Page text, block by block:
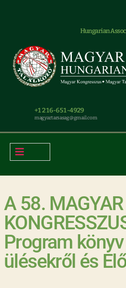
Hungarian
+1 216-651-4929
magyar.tarsasag@gmail.com
A 58. MAGYAR
Program
ülésekről és